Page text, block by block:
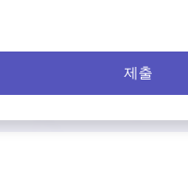
제출